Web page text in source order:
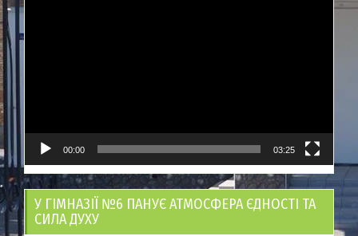
00:00 03:25
У ГІМНАЗІЇ №6 ПАНУЄ АТМОСФЕРА ЄДНОСТІ ТА
СИЛА ДУХУ